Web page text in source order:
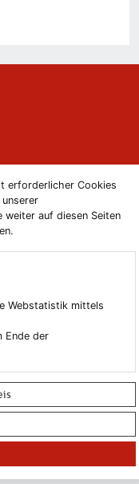
erforderlicher Cookies
weiter auf diesen Seiten
Webstatistik mittels
Ende der